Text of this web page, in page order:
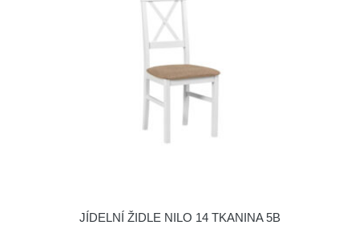
JÍDELNÍ ŽIDLE NILO 14 TKANINA 5B